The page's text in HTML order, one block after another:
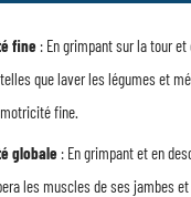
fine : En grimpant sur la tour
que laver les légumes et
fine.
globale : En grimpant et en
les muscles de ses jambes